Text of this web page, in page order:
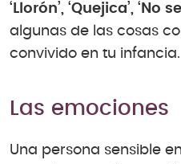
‘Llorón’, ‘Quejica’, ‘No
algunas de las cosas
convivido en tu infancia.
Las emociones
Una persona sensible